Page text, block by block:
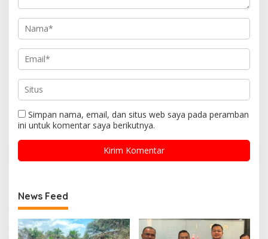
Simpan nama, email, dan situs web saya pada peramban
ini untuk komentar saya berikutnya.
News Feed